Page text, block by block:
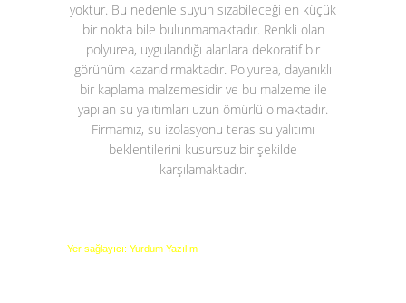
yoktur. Bu nedenle suyun sızabileceği en küçük
bir nokta bile bulunmamaktadır. Renkli olan
polyurea, uygulandığı alanlara dekoratif bir
görünüm kazandırmaktadır. Polyurea, dayanıklı
bir kaplama malzemesidir ve bu malzeme ile
yapılan su yalıtımları uzun ömürlü olmaktadır.
Firmamız, su izolasyonu teras su yalıtımı
beklentilerini kusursuz bir şekilde
karşılamaktadır.
Yer sağlayıcı: Yurdum Yazılım